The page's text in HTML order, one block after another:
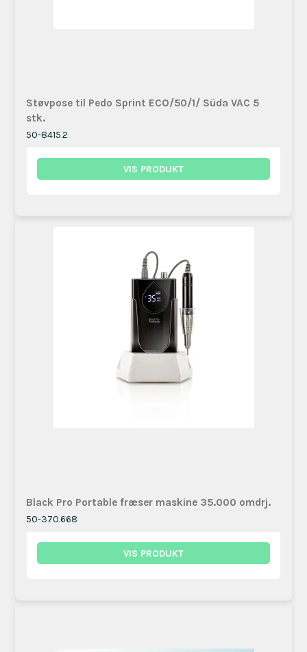
Støvpose til Pedo Sprint ECO/50/1/ Süda VAC 5
stk.
50-8415.2
VIS PRODUKT
Black Pro Portable fræser maskine 35.000 omdrj.
50-370.668
VIS PRODUKT